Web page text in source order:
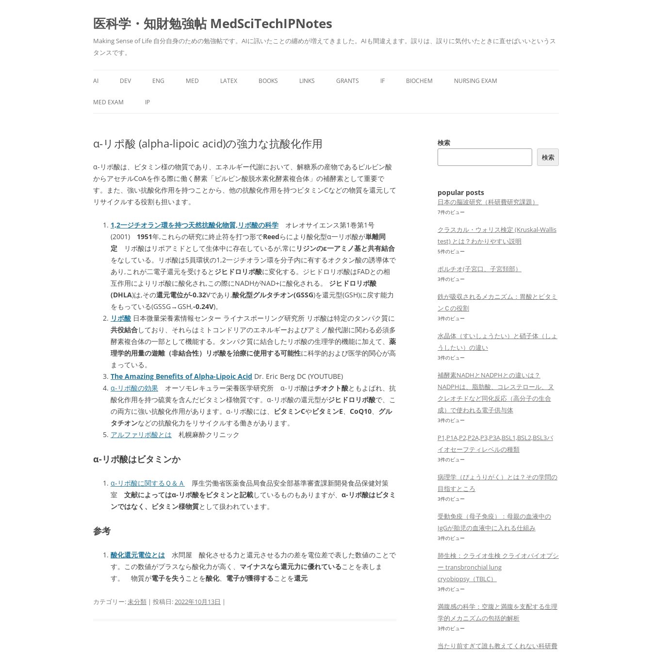
医科学・知財勉強帖 MedSciTechIPNotes
Making Sense of Life 自分自身のための勉強帖です。AIに訊いたことの纏めが増えてきました。AIも間違えます。誤りは、誤りに気付いたときに直せばいいというス
タンスです。
AI DEV ENG MED LATEX BOOKS LINKS GRANTS IF BIOCHEM NURSING EXAM
MED EXAM IP
α-リポ酸 (alpha-lipoic acid)の強力な抗酸化作用
α-リポ酸は、ビタミン様の物質であり、エネルギー代謝において、解糖系の産物であるピルビン酸
からアセチルCoAを作る際に働く酵素「ピルビン酸脱水素化酵素複合体」の補酵素として重要で
す。また、強い抗酸化作用を持つことから、他の抗酸化作用を持つビタミンCなどの物質を還元して
リサイクルする役割も担います。
1,2一ジチオラン環を持つ天然抗酸化物質,リボ酸の科学 オレオサイエンス第1巻第1号
(2001) 1951年,これらの研究に終止符を打つ形でReedらにより酸化型α一リボ酸が単離同
定 リボ酸はリポアミドとして生体中に存在しているが,常に リジンのε一アミノ基と共有結合
をなしている。リボ酸は5員環状の1,2一ジチオラン環を分子内に有するオクタン酸の誘導体で
あり,これが二電子還元を受けると ジヒドロリポ酸に変化する。ジヒドロリポ酸はFADとの相
互作用によりリボ酸に酸化され,この際にNADHがNAD+に酸化される。 ジヒドロリポ酸
(DHLA)は,その還元電位が-0.32Vであり,酸化型グルタチオン(GSSG)を還元型(GSH)に戻す能力
をもっている(GSSG→GSH,-0.24V)。
リポ酸 日本微量栄養素情報センター ライナスポーリング研究所 リポ酸は特定のタンパク質に
共役結合しており、それらはミトコンドリアのエネルギーおよびアミノ酸代謝に関わる必須多
酵素複合体の一部として機能する。タンパク質に結合したリポ酸の生理学的機能に加えて、 薬
理学的用量の遊離（非結合性）リポ酸を治療に使用する可能性に科学的および医学的関心が高
まっている。
The Amazing Benefits of Alpha-Lipoic Acid Dr. Eric Berg DC (YOUTUBE)
α-リポ酸の効果 オーソモレキュラー栄養医学研究所 α-リポ酸はチオクト酸ともよばれ、抗
酸化作用を持つ硫黄を含んだビタミン様物質です。α-リポ酸の還元型がジヒドロリポ酸で、こ
の両方に強い抗酸化作用があります。α-リポ酸には、
ビタミンCやビタミンE、 CoQ10、 グル
タチオンなどの抗酸化力をリサイクルする働きがあります。
アルファリポ酸とは 札幌麻酔クリニック
α-リポ酸はビタミンか
α-リポ酸に関するＱ＆Ａ
厚生労働省医薬食品局食品安全部基準審査課新開発食品保健対策
室 文献によってはα-リポ酸をビタミンと記載しているものもありますが、 α-リポ酸はビタミ
ンではなく、ビタミン様物質として扱われています。
参考
酸化還元電位とは 水問屋 酸化させる力と還元させる力の差を電位差で表した数値のことで
す。この数値がプラスなら酸化力が高く、 マイナスなら還元力に優れていることを表しま
す。 物質が電子を失う ことを酸化、 電子が獲得することを還元
カテゴリー:未分類 | 投稿日:2022年10月13日 |
検索
検索
popular posts
日本の脳波研究（科研費研究課題）
7件のビュー
クラスカル・ウォリス検定 (Kruskal-Wallis
test) とは？わかりやすい説明
5件のビュー
ポルチオ(子宮口、子宮頚部）
3件のビュー
鉄が吸収されるメカニズム：胃酸とビタミ
ンＣの役割
3件のビュー
水晶体（すいしょうたい）と硝子体（しょ
うしたい）の違い
3件のビュー
補酵素NADHとNADPHとの違いは？
NADPHは、脂肪酸、コレステロール、ヌ
クレオチドなど同化反応（高分子の生合
成）で使われる電子供与体
3件のビュー
P1,P1A,P2,P2A,P3,P3A,BSL1,BSL2,BSL3バ
イオセーフティレベルの種類
3件のビュー
病理学（びょうりがく）とは？その学問の
目指すところ
3件のビュー
受動免疫（母子免疫）：母親の血液中の
IgGが胎児の血液中に入れる仕組み
3件のビュー
肺生検：クライオ生検 クライオバイオプシ
ー transbronchial lung
cryobiopsy（TBLC）
3件のビュー
満腹感の科学：空腹と満腹を支配する生理
学的メカニズムの包括的解析
3件のビュー
当たり前すぎて誰も教えてくれない科研費